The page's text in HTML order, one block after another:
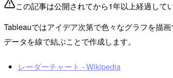
この記事は公開されてから1年以上経過して
Tableauではアイデア次第で色々なグラフを描
データを線で結ぶことで作成します。
レーダーチャート - Wikipedia